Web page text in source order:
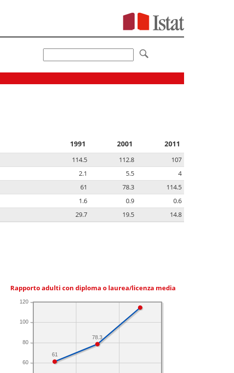
1991 2001 2011
114.5 112.8
107
2.1 5.5
4
61 78.3
114.5
1.6 0.9
0.6
29.7 19.5 14.8
Rapporto adulti con diploma o laurea/licenza media
60
80
100
120
78.3
61